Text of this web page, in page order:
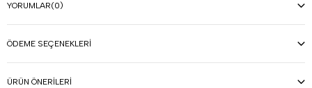
YORUMLAR(0)
ÖDEME SEÇENEKLERI
ÜRÜN ÖNERILERI